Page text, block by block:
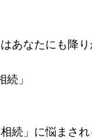
あなたにも降り
相続」
続」に悩まされ